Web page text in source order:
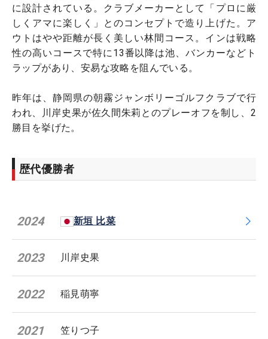
に設計されている。クラブメーカーとして「プロに厳
しくアマに楽しく」とのコンセプトで造り上げた。ア
ウトはやや距離が長く美しい林間コース。インは戦略
性の高いコースで特に13番以降は池、バンカーなどト
ラップがあり、安易な攻略を阻んでいる。
昨年は、静岡県の朝霧ジャンボリーゴルフクラブで行
われ、川岸史果が佐久間朱莉とのプレーオフを制し、2
勝目を挙げた。
歴代優勝者
2024 新垣 比菜
2023 川岸史果
2022 稲見萌寧
2021 笠りつ子